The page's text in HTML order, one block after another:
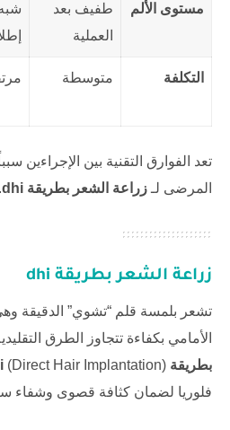
مستوى الألم
طفيف بعد
العملية
التكلفة متوسطة
تعد الفوارق التقنية بين الإجراءين
المرضى لـ زراعة الشعر بطريقة dhi .
زراعة الشعر بطريقة dhi
تشعر بلمسة قلم “تشوي” الدقيقة
الأمامي بكفاءة تتجاوز الطرق
بطريقة dhi (Direct Hair Implantation) ثورة طبية يقدمها
فلوريا لضمان كثافة قصوى وشفاء